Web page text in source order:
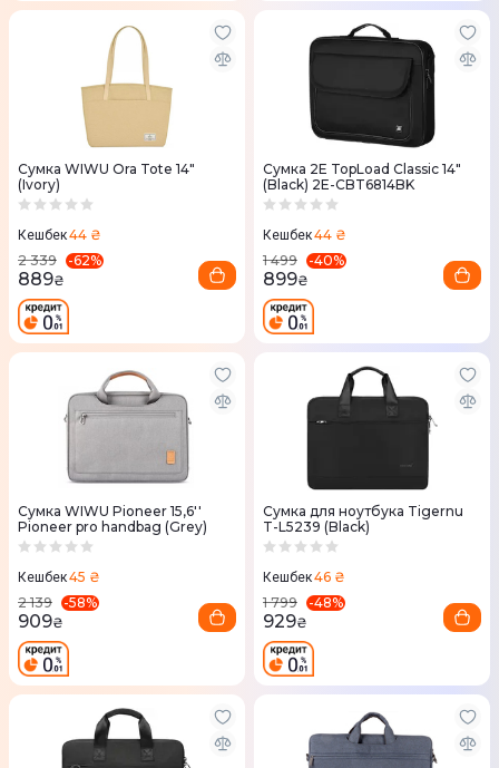
Сумка WIWU Ora Tote 14"
(Ivory)
Кешбек44 ₴
2 339
-62%
889₴
Сумка 2Е TopLoad Classic 14"
(Black) 2E-CBT6814BK
Кешбек44 ₴
1 499
-40%
899₴
Сумка WIWU Pioneer 15,6''
Pioneer pro handbag (Grey)
Кешбек45 ₴
2 139
-58%
909₴
Сумка для ноутбука Tigernu
T-L5239 (Black)
Кешбек46 ₴
1 799
-48%
929₴